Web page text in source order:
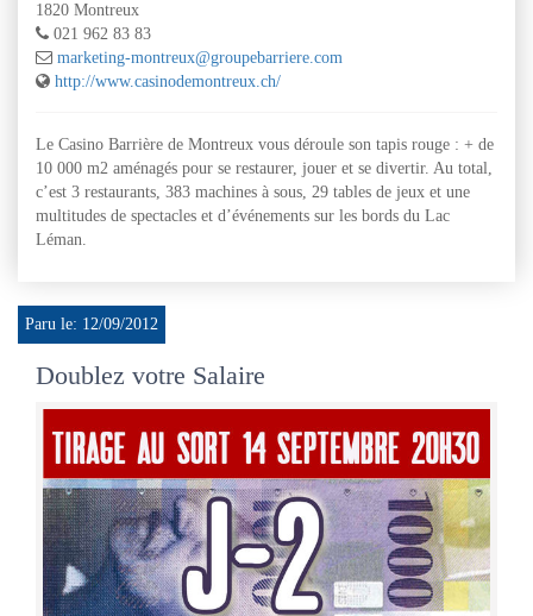
1820 Montreux
021 962 83 83
marketing-montreux@groupebarriere.com
http://www.casinodemontreux.ch/
Le Casino Barrière de Montreux vous déroule son tapis rouge : + de
10 000 m2 aménagés pour se restaurer, jouer et se divertir. Au total,
c’est 3 restaurants, 383 machines à sous, 29 tables de jeux et une
multitudes de spectacles et d’événements sur les bords du Lac
Léman.
Paru le: 12/09/2012
Doublez votre Salaire